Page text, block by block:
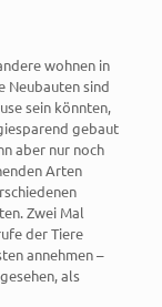
wohnen in
Neubauten sind
sein könnten,
gebaut
aber nur noch
Arten
Zwei Mal
der Tiere
annehmen –
als